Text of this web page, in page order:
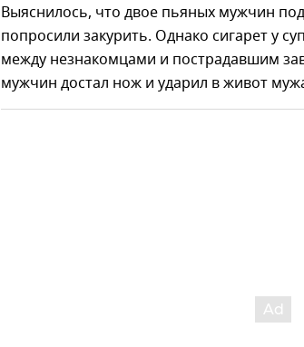
Выяснилось, что двое пьяных мужчин
попросили закурить. Однако сигарет у
между незнакомцами и пострадавшим
мужчин достал нож и ударил в живот